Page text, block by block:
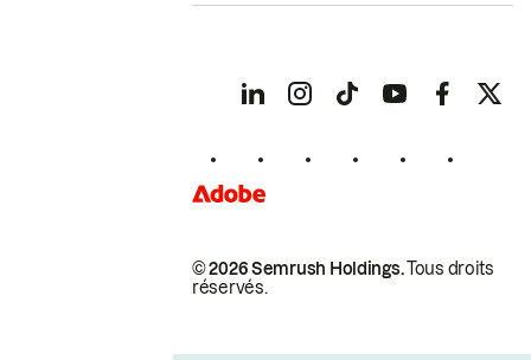
© 2026 Semrush Holdings.Tous droits
réservés.